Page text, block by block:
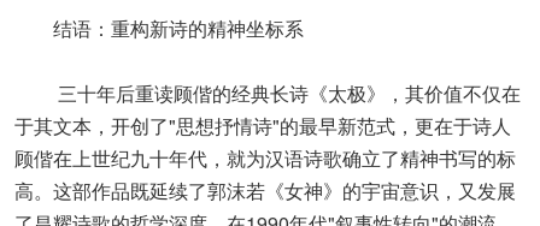
结语：重构新诗的精神坐标系
三十年后重读顾偕的经典长诗《太极》，其价值不仅在
于其文本，开创了"思想抒情诗"的最早新范式，更在于诗人
顾偕在上世纪九十年代，就为汉语诗歌确立了精神书写的标
高。这部作品既延续了郭沫若《女神》的宇宙意识，又发展